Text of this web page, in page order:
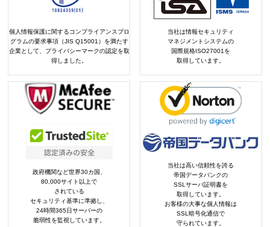
個人情報保護に関するコンプライアンスプロ
グラムの要求事項（JIS Q15001）を満たす
企業として、プライバシーマークの認定を取
得しました。
当社は情報セキュリティ
マネジメントシステムの
国際規格ISO27001を
取得しています。
政府機関など世界30カ国、
80,000サイト以上で
されている
セキュリティ基準に準拠し、
24時間365日サーバーの
脆弱性を監視しています。
当社は高い信頼性を誇る
帝国データバンクの
SSLサーバ証明書を
取得しています。
お客様の大事な個人情報は
SSL暗号化通信で
守られています。